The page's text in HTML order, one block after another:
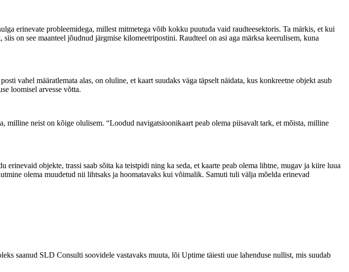
erinevate probleemidega, millest mitmetega võib kokku puutuda vaid raudteesektoris. Ta märkis, et kui
on see maanteel jõudnud järgmise kilomeetripostini. Raudteel on asi aga märksa keerulisem, kuna
vahel määratlemata alas, on oluline, et kaart suudaks väga täpselt näidata, kus konkreetne objekt asub
loomisel arvesse võtta.
neist on kõige olulisem. “Loodud navigatsioonikaart peab olema piisavalt tark, et mõista, milline
objekte, trassi saab sõita ka teistpidi ning ka seda, et kaarte peab olema lihtne, mugav ja kiire luua
olema muudetud nii lihtsaks ja hoomatavaks kui võimalik. Samuti tuli välja mõelda erinevad
saanud SLD Consulti soovidele vastavaks muuta, lõi Uptime täiesti uue lahenduse nullist, mis suudab